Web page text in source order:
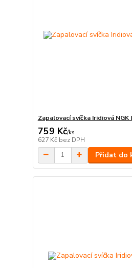
Zapalovací svíčka Iridiová NGK
759 Kč/ks
627 Kč bez DPH
Přidat do